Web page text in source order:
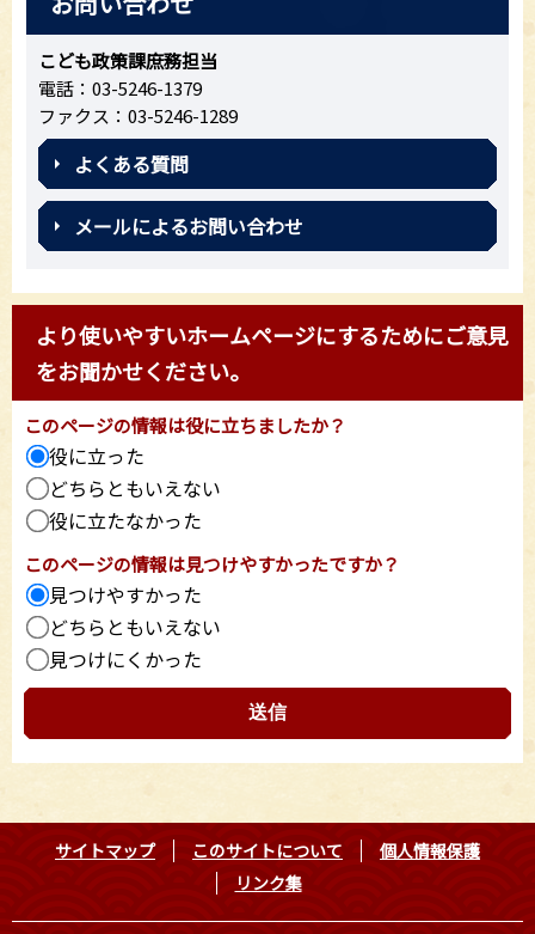
こども政策課庶務担当
電話：03-5246-1379
ファクス：03-5246-1289
よくある質問
メールによるお問い合わせ
より使いやすいホームページにするためにご意見
をお聞かせください。
このページの情報は役に立ちましたか？
役に立った
どちらともいえない
役に立たなかった
このページの情報は見つけやすかったですか？
見つけやすかった
どちらともいえない
見つけにくかった
サイトマップ このサイトについて
個人情報保護
リンク集